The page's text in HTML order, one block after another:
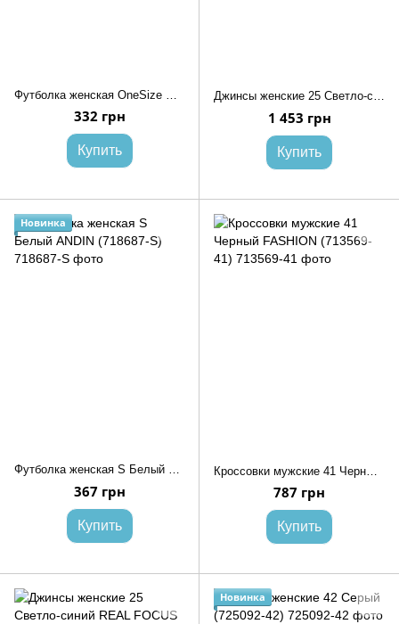
332 грн
Купить
Джинсы женские 25 Светло-синий REAL FOCUS (720454-25)
1 453 грн
Купить
Новинка
Футболка женская S Белый ANDIN (718687-S)
367 грн
Купить
787 грн
Купить
Новинка